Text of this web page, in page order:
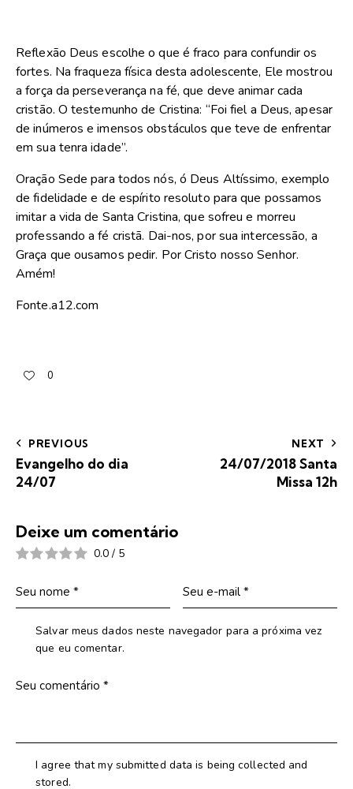
Reflexão Deus escolhe o que é fraco para confundir os
fortes. Na fraqueza física desta adolescente, Ele mostrou
a força da perseverança na fé, que deve animar cada
cristão. O testemunho de Cristina: “Foi fiel a Deus, apesar
de inúmeros e imensos obstáculos que teve de enfrentar
em sua tenra idade”.
Oração Sede para todos nós, ó Deus Altíssimo, exemplo
de fidelidade e de espírito resoluto para que possamos
imitar a vida de Santa Cristina, que sofreu e morreu
professando a fé cristã. Dai-nos, por sua intercessão, a
Graça que ousamos pedir. Por Cristo nosso Senhor.
Amém!
Fonte.a12.com
0
PREVIOUS
Evangelho do dia
24/07
NEXT
24/07/2018 Santa
Missa 12h
Deixe um comentário
0.0 / 5
Salvar meus dados neste navegador para a próxima vez
que eu comentar.
I agree that my submitted data is being collected and
stored.